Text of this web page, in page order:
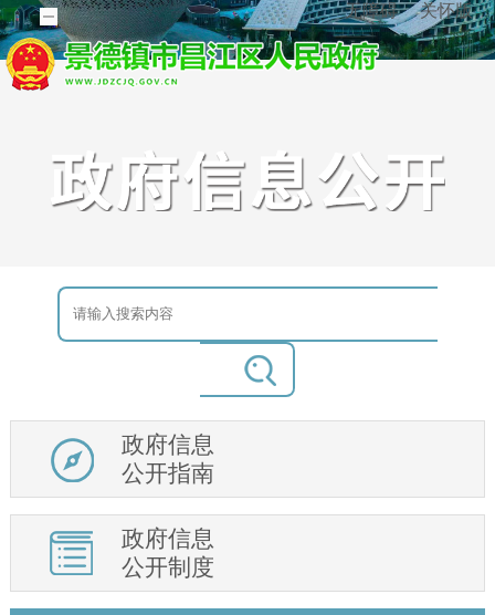
关怀版
无障碍
政府信息
公开指南
政府信息
公开制度